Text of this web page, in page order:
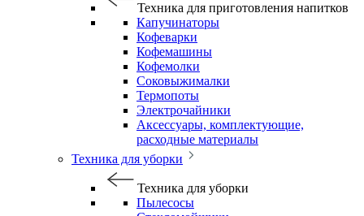
Техника для приготовления напитков
Капучинаторы
Кофеварки
Кофемашины
Кофемолки
Соковыжималки
Термопоты
Электрочайники
Аксессуары, комплектующие,
расходные материалы
Техника для уборки
Техника для уборки
Пылесосы